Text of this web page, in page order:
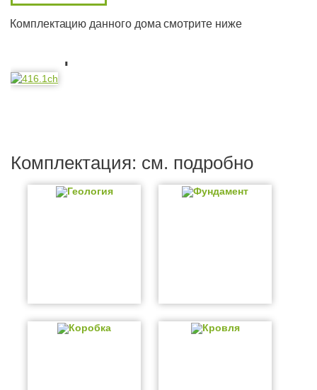
Комплектацию данного дома смотрите ниже
Комплектация: см. подробно
Геология Фундамент
Коробка Кровля